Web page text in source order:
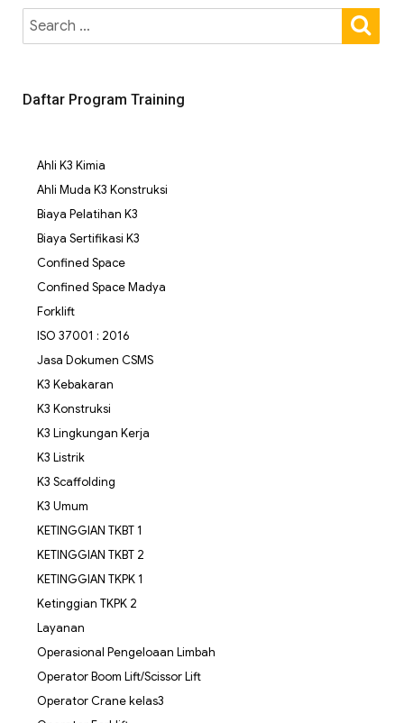
Daftar Program Training
Ahli K3 Kimia
Ahli Muda K3 Konstruksi
Biaya Pelatihan K3
Biaya Sertifikasi K3
Confined Space
Confined Space Madya
Forklift
ISO 37001 : 2016
Jasa Dokumen CSMS
K3 Kebakaran
K3 Konstruksi
K3 Lingkungan Kerja
K3 Listrik
K3 Scaffolding
K3 Umum
KETINGGIAN TKBT 1
KETINGGIAN TKBT 2
KETINGGIAN TKPK 1
Ketinggian TKPK 2
Layanan
Operasional Pengeloaan Limbah
Operator Boom Lift/Scissor Lift
Operator Crane kelas3